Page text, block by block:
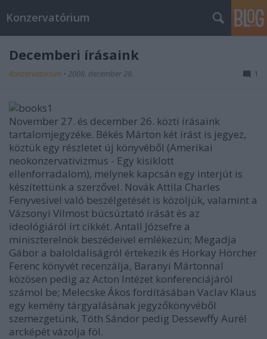
Konzervatórium
Decemberi írásaink
Konzervatorium • 2008. december 28. 1
November 27. és december 26. közti írásaink
tartalomjegyzéke. Békés Márton két írást is jegyez,
köztük egy részletet új könyvéből (Amerikai
neokonzervativizmus - Egy kisiklott
ellenforradalom), melynek kapcsán egy interjút is
készítettünk a szerzővel. Novák Attila Charles
Fenyvesivel való beszélgetését is közöljük, valamint a
Vázsonyi Vilmost búcsúztató írását és az
ideológiáról írt cikkét. Antall Józsefre a
miniszterelnök beszédeivel emlékezün; Megadja
Gábor a baloldaliságról értekezik és Horkay Hörcher
Ferenc könyvét recenzálja, Baranyi Mártonnal
közösen pedig az Acton Intézet konferenciájáról
számol be; Melecske Ákos fordításában Vaclav Klaus
egy kemény tárgyalásának jegyzőkönyvéből
szemezgetünk, Tóth Sándor pedig Dessewffy Aurél
arcképét vázolja föl.